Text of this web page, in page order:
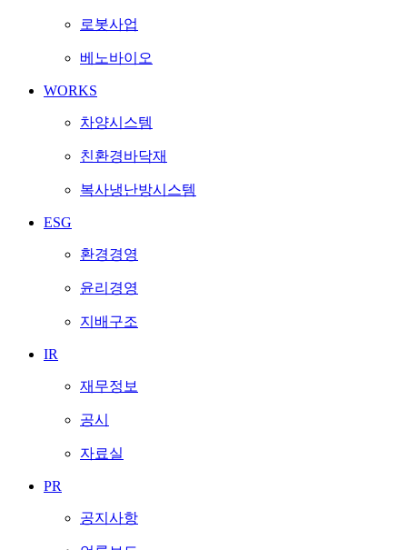
로봇사업
베노바이오
WORKS
차양시스템
친환경바닥재
복사냉난방시스템
ESG
환경경영
윤리경영
지배구조
IR
재무정보
공시
자료실
PR
공지사항